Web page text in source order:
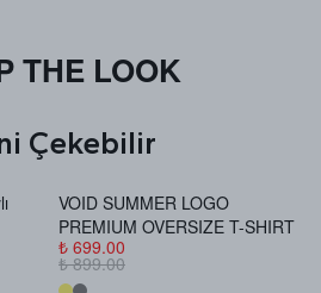
THE LOOK
Çekebilir
VOID SUMMER LOGO
PREMIUM OVERSIZE T-SHIRT
₺ 699.00
₺ 899.00